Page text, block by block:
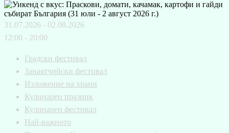
31.07.2026 - 02.08.2026
12:00 - 20:00
Градски фестивал
Занаятчийски фестивал
Изложение на храни
Кулинарен празник
Кулинарен фестивал
Най-важното